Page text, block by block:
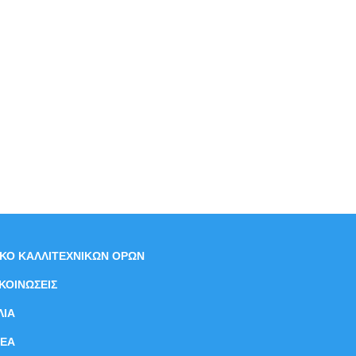
ΚΑΛΛΙΤΕΧΝΙΚΩΝ ΟΡΩΝ